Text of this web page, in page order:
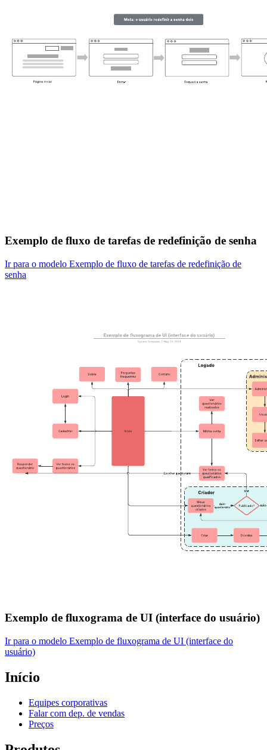
Exemplo de fluxo de tarefas de redefinição de senha
Ir para o modelo Exemplo de fluxo de tarefas de redefinição de
senha
Exemplo de fluxograma de UI (interface do usuário)
Ir para o modelo Exemplo de fluxograma de UI (interface do
usuário)
Início
Equipes corporativas
Falar com dep. de vendas
Preços